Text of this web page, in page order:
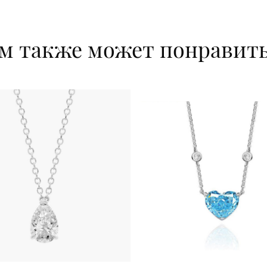
также может